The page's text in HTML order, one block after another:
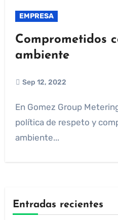
EMPRESA
Comprometidos
ambiente
Sep 12, 2022
En Gomez Group Metering desarrollamos una
política de respeto y
ambiente...
Entradas recientes